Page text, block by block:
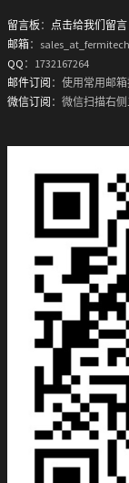
留言板 ： 点击给我们留言
邮箱：
QQ ：1732167264
邮件订阅 ：使用常用邮
微信订阅 ：微信扫描右